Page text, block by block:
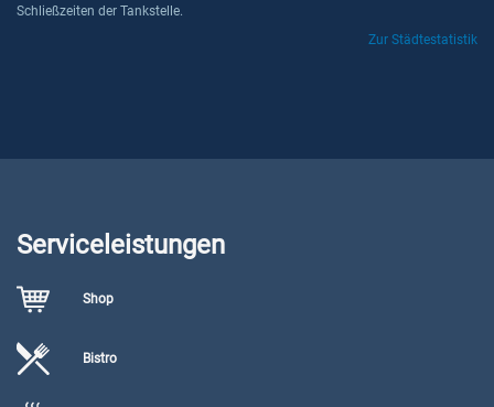
Schließzeiten der Tankstelle.
Zur Städtestatistik
Serviceleistungen
Shop
Bistro